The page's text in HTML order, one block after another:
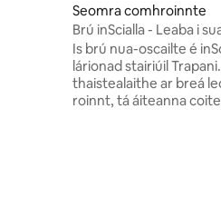
Seomra comhroinnte
Brú inScialla - Leaba i
Is brú nua-oscailte é
lárionad stairiúil
thaistealaithe ar breá
roinnt, tá áiteanna